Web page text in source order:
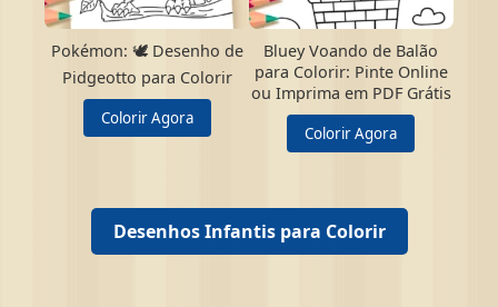
Pokémon: 🕊️ Desenho de
Pidgeotto para Colorir
Colorir Agora
Bluey Voando de Balão
para Colorir: Pinte Online
ou Imprima em PDF Grátis
Colorir Agora
Desenhos Infantis para Colorir